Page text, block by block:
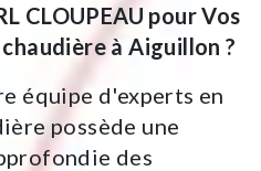
CLOUPEAU pour Vos
à Aiguillon ?
équipe d'experts en
possède une
des